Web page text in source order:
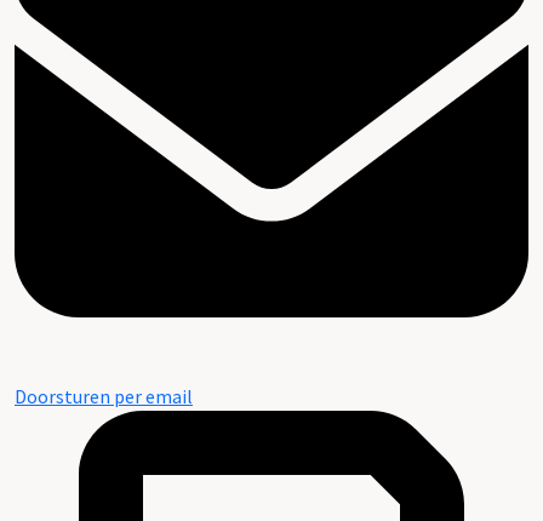
Doorsturen per email